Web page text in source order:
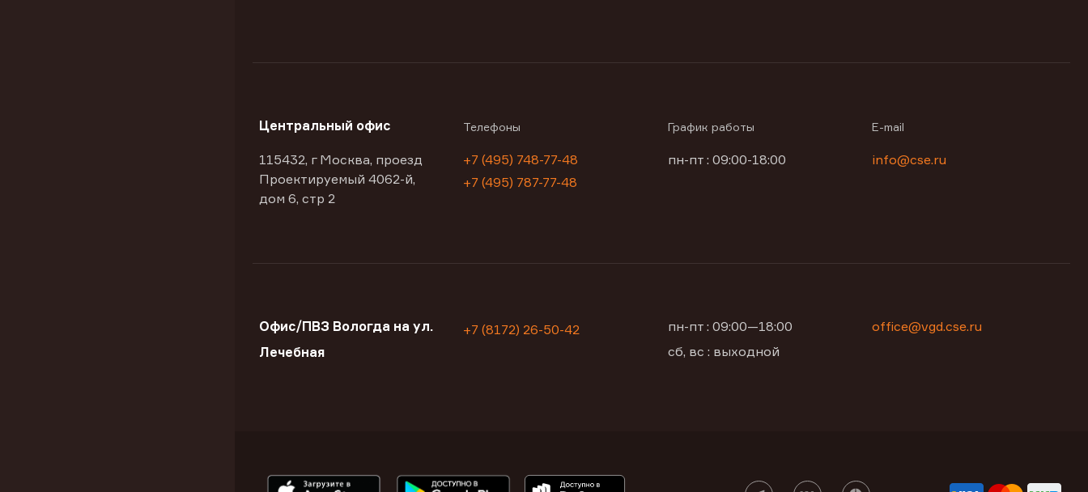
Центральный офис
115432, г Москва, проезд
Проектируемый 4062-й,
дом 6, стр 2
Телефоны
+7 (495) 748-77-48
+7 (495) 787-77-48
График работы
пн-пт : 09:00-18:00
E-mail
info@cse.ru
Офис/ПВЗ Вологда на ул.
Лечебная
+7 (8172) 26-50-42
пн-пт : 09:00—18:00
сб, вс : выходной
office@vgd.cse.ru